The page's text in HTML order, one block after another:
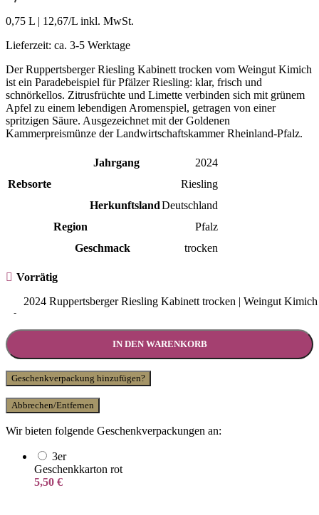
0,75 L | 12,67/L inkl. MwSt.
Lieferzeit: ca. 3-5 Werktage
Der Ruppertsberger Riesling Kabinett trocken vom Weingut Kimich
ist ein Paradebeispiel für Pfälzer Riesling: klar, frisch und
schnörkellos. Zitrusfrüchte und Limette verbinden sich mit grünem
Apfel zu einem lebendigen Aromenspiel, getragen von einer
spritzigen Säure. Ausgezeichnet mit der Goldenen
Kammerpreismünze der Landwirtschaftskammer Rheinland-Pfalz.
Jahrgang
2024
Rebsorte
Riesling
HerkunftslandDeutschland
Region
Pfalz
Geschmack
trocken
Vorrätig
-
2024 Ruppertsberger Riesling Kabinett trocken | Weingut
IN DEN WARENKORB
Geschenkverpackung hinzufügen?
Abbrechen/Entfernen
Wir bieten folgende Geschenkverpackungen an:
3er
Geschenkkarton rot
5,50 €